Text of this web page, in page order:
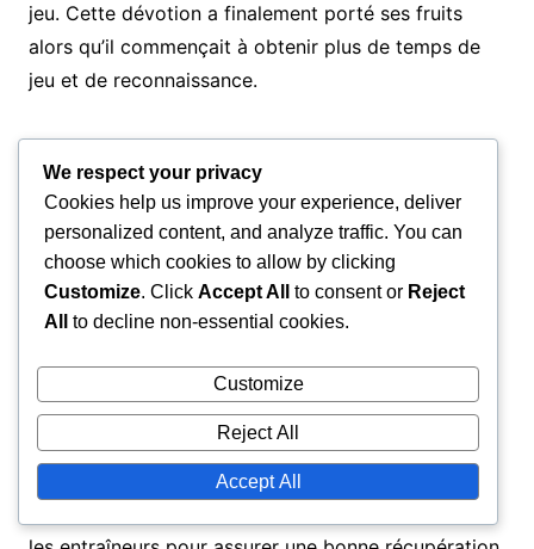
jeu. Cette dévotion a finalement porté ses fruits
alors qu’il commençait à obtenir plus de temps de
jeu et de reconnaissance.
Retards dus aux blessures
Les blessures ont été un problème récurrent pour
Amrabat, impactant sa performance et sa
disponibilité. Ces revers se produisaient souvent
lors de phases cruciales de la saison, entravant son
nécessitait une réhabilitation, ce qui mettait à
l’épreuve sa résilience physique et mentale.
Pour surmonter ces défis, Amrabat a travaillé en
We respect your privacy
Cookies help us improve your experience, deliver
personalized content, and analyze traffic. You can
choose which cookies to allow by clicking
Customize. Click Accept All to consent or Reject
All
to decline non-essential cookies.
Customize
Reject All
Accept All